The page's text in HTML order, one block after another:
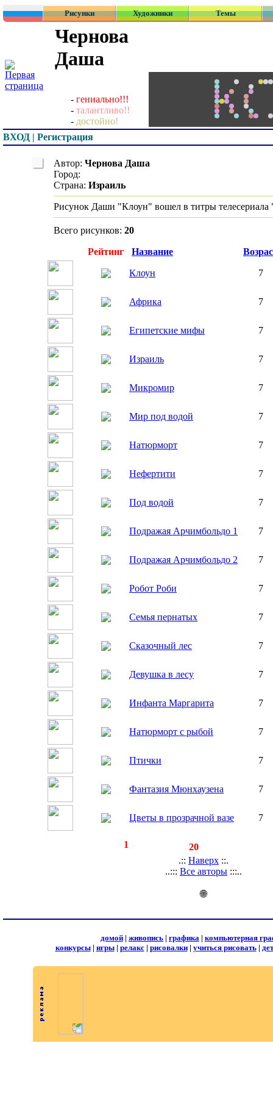
Рисунки Художники Темы
Чернова
Даша
- гениально!!!
- талантливо!!
- достойно!
ВХОД | Регистрация
Автор: Чернова Даша
Город:
Страна: Израиль
Рисунок Даши "Клоун" вошел в титры телесериала
Всего рисунков: 20
Рейтинг Название
Клоун 7
Африка 7
Египетские мифы 7
Израиль 7
Микромир 7
Мир под водой 7
Натюрморт 7
Нефертити 7
Под водой 7
Подражая Арчимбольдо 1 7
Подражая Арчимбольдо 2 7
Робот Роби 7
Семья пернатых 7
Сказочный лес 7
Девушка в лесу 7
Инфанта Маргарита 7
Натюрморт с рыбой 7
Птички 7
Фантазия Mюнхаузена 7
Цветы в прозрачной вазе 7
1
20
.:: Наверх ::.
..::: Все авторы :::..
🌐
домой | живопись | графика | компьютерная
конкурсы| игры| релакс| рисовалки| учиться рисовать|